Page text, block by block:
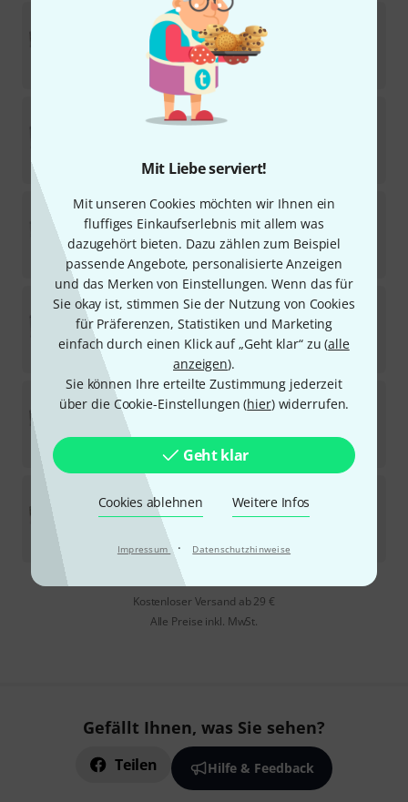
Mit Liebe serviert!
Mit unseren Cookies möchten wir Ihnen ein
fluffiges Einkaufserlebnis mit allem was
dazugehört bieten. Dazu zählen zum Beispiel
passende Angebote, personalisierte Anzeigen
und das Merken von Einstellungen. Wenn das für
Sie okay ist, stimmen Sie der Nutzung von Cookies
für Präferenzen, Statistiken und Marketing
einfach durch einen Klick auf „Geht klar“ zu (alle
anzeigen).
Sie können Ihre erteilte Zustimmung jederzeit
über die Cookie-Einstellungen (hier) widerrufen.
Geht klar
Cookies ablehnen Weitere Infos
Impressum · Datenschutzhinweise
Rack Case 12U 12 RA
109
In 1–2 Wochen lieferbar
Rack Case 10U Notebook Board
€
ThonCase for 3U Lighting Desks PB
2
Sofort lieferbar
119 €
ThonRack Case 12U Notebook Board
3
Sofort lieferbar
165 €
Thon Rack Case 12U 12 B-Stock
Sofort lieferbar
Rack Case 10U 12 B-Stock
Sofort lieferbar
113€
Kostenloser Versand ab 29 €
Alle Preise inkl. MwSt.
Gefällt Ihnen, was Sie sehen?
Teilen Hilfe & Feedback